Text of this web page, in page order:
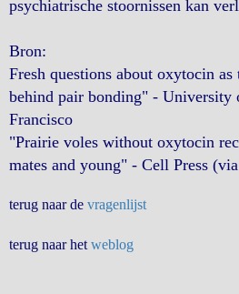
psychiatrische stoornissen kan
Bron:
Fresh questions about oxytocin
behind pair bonding" - University
Francisco
"Prairie voles without oxytocin
mates and young" - Cell Press
terug naar de vragenlijst
terug naar het weblog